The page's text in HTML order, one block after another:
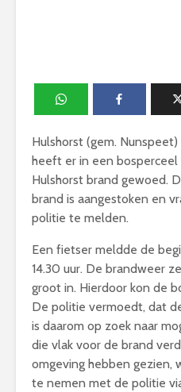
Hulshorst (gem.
heeft er in een bosperceel
Hulshorst brand gewoed.
brand is aangestoken en
politie te melden.
Een fietser meldde de
14.30 uur. De brandweer
groot in. Hierdoor kon de
De politie vermoedt, dat
is daarom op zoek naar
die vlak voor de brand
omgeving hebben gezien,
te nemen met de politie